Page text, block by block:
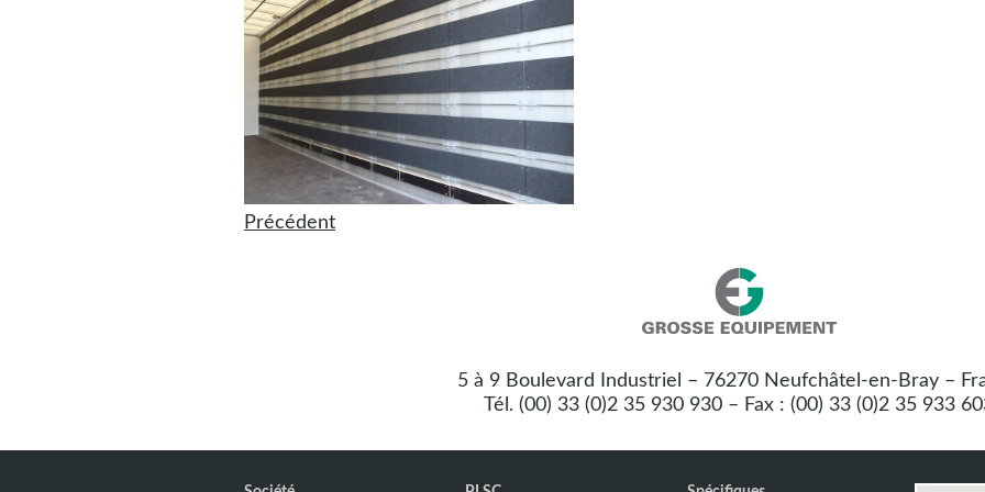
Précédent
coordonnées
Equipement
5 à 9 Boulevard Industriel – 76270 Neufchâtel-en-Bray –
Tél. (00) 33 (0)2 35 930 930 – Fax : (00) 33 (0)2 35 933